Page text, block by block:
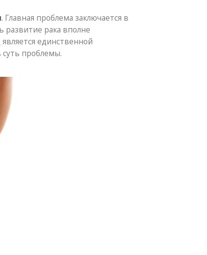
. Главная проблема заключается в
развитие рака вполне
единственной
суть проблемы.